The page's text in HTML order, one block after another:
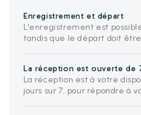
Enregistrement et départ
L'enregistrement est
tandis que le départ doit
La réception est ouverte de
La réception est à votre
jours sur 7, pour répondre à